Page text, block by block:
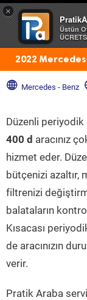
×
Üstün
2022
Mercedes - Benz
Düzenli periyodik
400 d aracınız
hizmet eder.
bütçenizi azaltır,
filtrenizi
balataların
Kısacası
de aracınızın
verir.
Pratik Araba